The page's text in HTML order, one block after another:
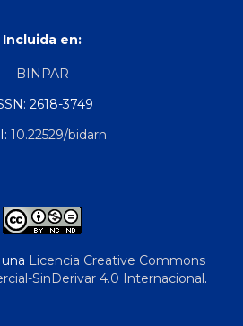
Incluida en:
BINPAR
2618-3749
10.22529/bidarn
Licencia Creative Commons
SinDerivar 4.0 Internacional.